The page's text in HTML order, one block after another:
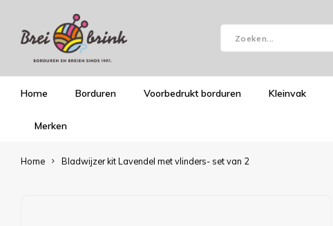
Home Borduren Voorbedrukt borduren Kleinvak
Merken
Home Bladwijzer kit Lavendel met vlinders- set van 2